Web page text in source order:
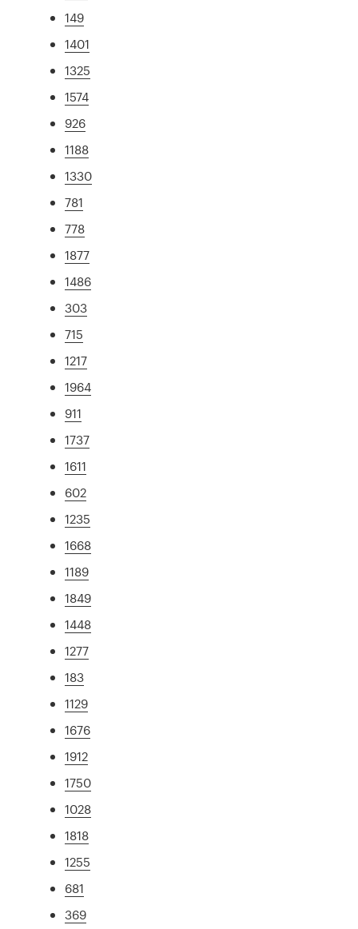
149
1401
1325
1574
926
1188
1330
781
778
1877
1486
303
715
1217
1964
911
1737
1611
602
1235
1668
1189
1849
1448
1277
183
1129
1676
1912
1750
1028
1818
1255
681
369